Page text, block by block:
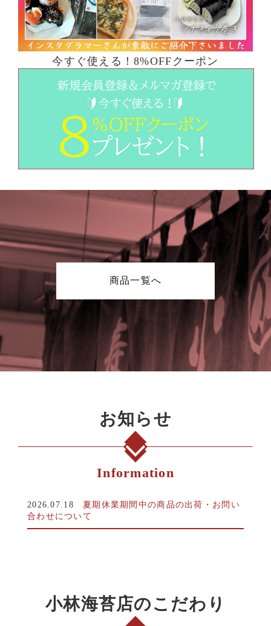
今すぐ使える！8%OFFクーポン
商品一覧へ
お知らせ
Information
2026.07.18
夏期休業期間中の商品の出荷・お問い
合わせについて
小林海苔店のこだわり